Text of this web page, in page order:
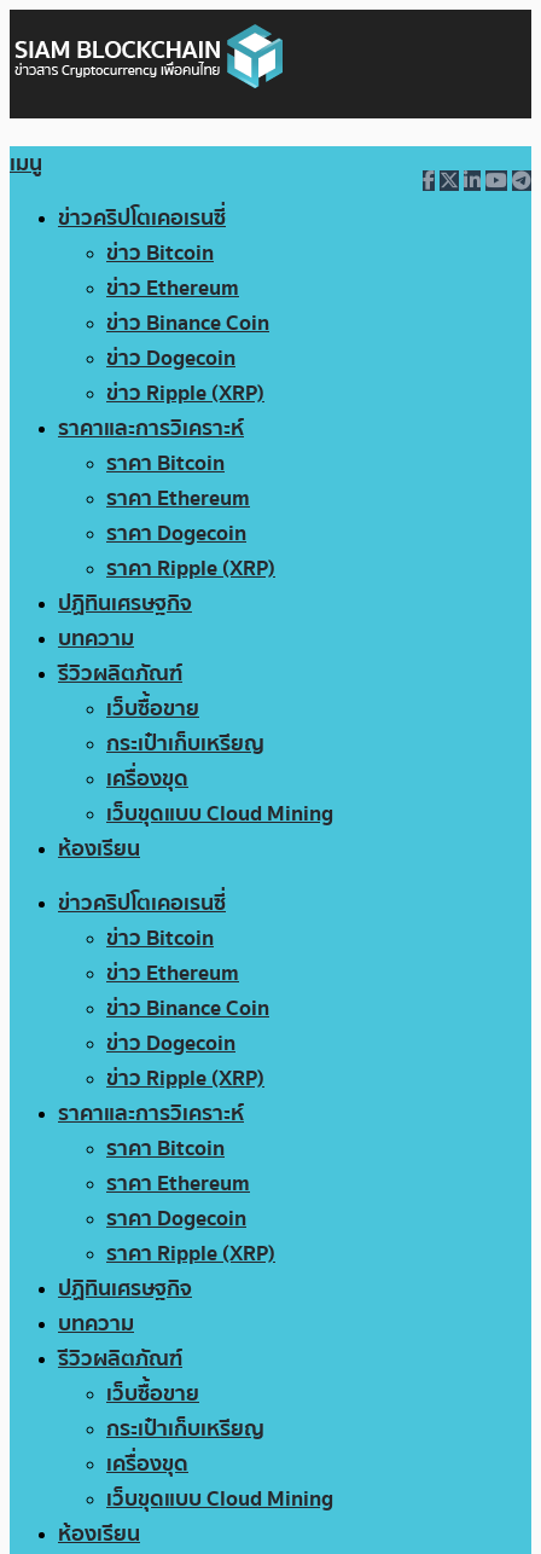
เมนู
ข่าวคริปโตเคอเรนซี่
ข่าว Bitcoin
ข่าว Ethereum
ข่าว Binance Coin
ข่าว Dogecoin
ข่าว Ripple (XRP)
ราคาและการวิเคราะห์
ราคา Bitcoin
ราคา Ethereum
ราคา Dogecoin
ราคา Ripple (XRP)
ปฏิทินเศรษฐกิจ
บทความ
รีวิวผลิตภัณฑ์
เว็บซื้อขาย
กระเป๋าเก็บเหรียญ
เครื่องขุด
เว็บขุดแบบ Cloud Mining
ห้องเรียน
ข่าวคริปโตเคอเรนซี่
ข่าว Bitcoin
ข่าว Ethereum
ข่าว Binance Coin
ข่าว Dogecoin
ข่าว Ripple (XRP)
ราคาและการวิเคราะห์
ราคา Bitcoin
ราคา Ethereum
ราคา Dogecoin
ราคา Ripple (XRP)
ปฏิทินเศรษฐกิจ
บทความ
รีวิวผลิตภัณฑ์
เว็บซื้อขาย
กระเป๋าเก็บเหรียญ
เครื่องขุด
เว็บขุดแบบ Cloud Mining
ห้องเรียน